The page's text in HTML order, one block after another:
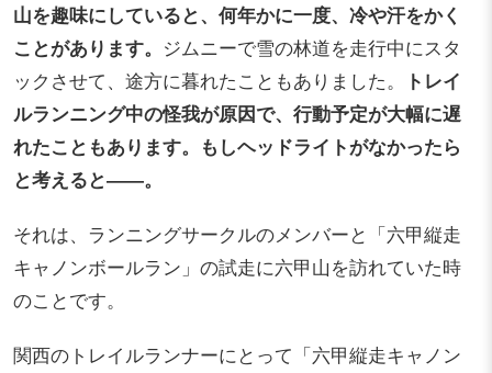
山を趣味にしていると、何年かに一度、冷や汗をかく
ことがあります。 ジムニーで雪の林道を走行中にスタ
ックさせて、途方に暮れたこともありました。
トレイ
ルランニング中の怪我が原因で、行動予定が大幅に遅
れたこともあります。もしヘッドライトがなかったら
と考えると――。
それは、ランニングサークルのメンバーと「六甲縦走
キャノンボールラン」の試走に六甲山を訪れていた時
のことです。
関西のトレイルランナーにとって「六甲縦走キャノン